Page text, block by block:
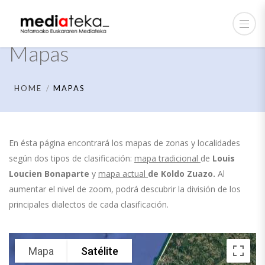
Mapas
HOME MAPAS
En ésta página encontrará los mapas de zonas y localidades
según dos tipos de clasificación: mapa tradicional de Louis
Loucien Bonaparte y mapa actual de Koldo Zuazo. Al
aumentar el nivel de zoom, podrá descubrir la división de los
principales dialectos de cada clasificación.
Mapa Satélite